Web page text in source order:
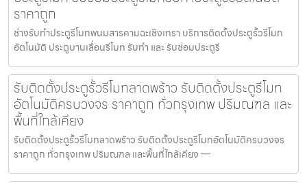
ราคาถูก
ช่างรับทำประตูรีโมทพนมสารคามฉะเชิงเทรา บริการติดตั้งประตูรั้วรีโมท
อัตโนมัติ ประตูบานเลื่อนรีโมท รับทำ และ รับซ่อมประตูรี
รับติดตั้งประตูรั้วรีโมทลาดพร้าว รับติดตั้งประตูรีโมท
อัตโนมัติครบวงจร ราคาถูก ทั่วกรุงเทพ ปริมณฑล และ
พื้นที่ใกล้เคียง
รับติดตั้งประตูรั้วรีโมทลาดพร้าว รับติดตั้งประตูรีโมทอัตโนมัติครบวงจร
ราคาถูก ทั่วกรุงเทพ ปริมณฑล และพื้นที่ใกล้เคียง —